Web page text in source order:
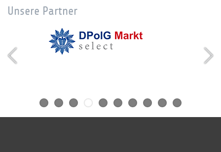
Unsere Partner